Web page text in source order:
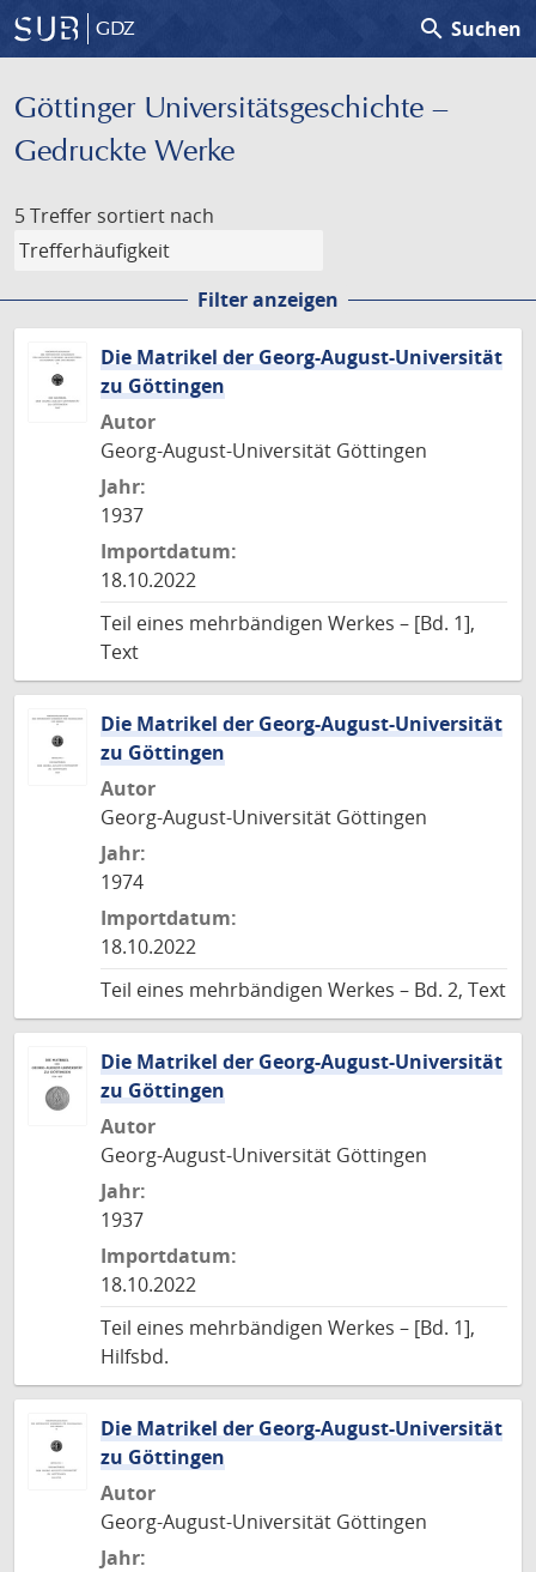
GDZ search Suchen
Göttinger Universitäts­geschichte –
Gedruckte Werke
5 Treffer sortiert nach
Filter anzeigen
Die Matrikel der Georg-August-Universität
zu Göttingen
Autor
Georg-August-Universität Göttingen
Jahr:
1937
Importdatum:
18.10.2022
Teil eines mehrbändigen Werkes – [Bd. 1],
Text
Die Matrikel der Georg-August-Universität
zu Göttingen
Autor
Georg-August-Universität Göttingen
Jahr:
1974
Importdatum:
18.10.2022
Teil eines mehrbändigen Werkes – Bd. 2, Text
Die Matrikel der Georg-August-Universität
zu Göttingen
Autor
Georg-August-Universität Göttingen
Jahr:
1937
Importdatum:
18.10.2022
Teil eines mehrbändigen Werkes – [Bd. 1],
Hilfsbd.
Die Matrikel der Georg-August-Universität
zu Göttingen
Autor
Georg-August-Universität Göttingen
Jahr: